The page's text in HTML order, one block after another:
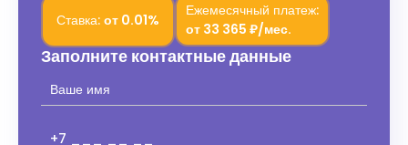
Ставка: от 0.01%
Ежемесячный платеж:
от 33 365 ₽/мес.
Заполните контактные данные